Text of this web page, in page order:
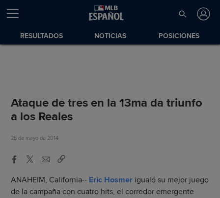
RESULTADOS NOTICIAS POSICIONES
Ataque de tres en la 13ma da triunfo
a los Reales
25 de mayo de 2014
ANAHEIM, California-- Eric Hosmer igualó su mejor juego
de la campaña con cuatro hits, el corredor emergente